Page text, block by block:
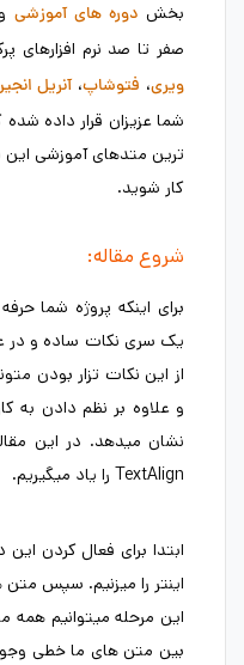
بخش دوره های آموزشی
صفر تا صد نرم افزارهای
ویری، فتوشاپ،آنریل
شما عزیزان قرار داده شده
ترین متدهای آموزشی این
کار شوید.
شروع مقاله:
برای اینکه پروژه شما
یک سری نکات ساده و در
از این نکات تزار بودن
و علاوه بر نظم دادن به
نشان میدهد. در این
TextAlign را یاد میگیریم.
اینتر را میزنیم. سپس متن
این مرحله میتوانیم همه
بین متن های ما خطی